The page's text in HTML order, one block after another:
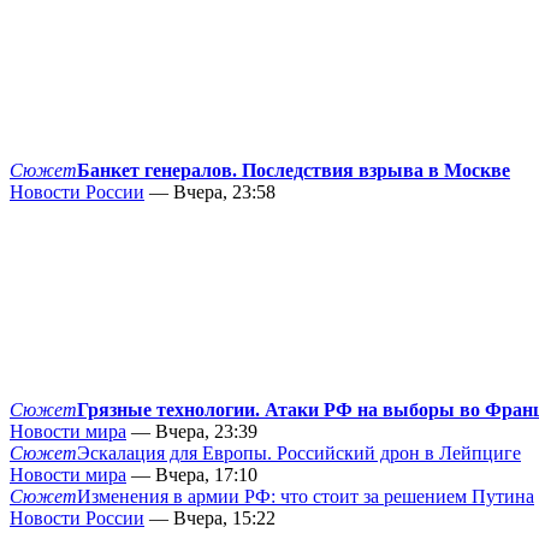
СюжетБанкет генералов. Последствия взрыва в Москве
Новости России — Вчера, 23:58
СюжетГрязные технологии. Атаки РФ на выборы во
Новости мира — Вчера, 23:39
СюжетЭскалация для Европы. Российский дрон в Лейпциге
Новости мира — Вчера, 17:10
СюжетИзменения в армии РФ: что стоит за решением Путина
Новости России — Вчера, 15:22